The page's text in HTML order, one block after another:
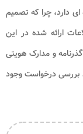
دارد، چرا که تصمیم
ارائه شده در این
و مدارک هویتی
بررسی درخواست وجود